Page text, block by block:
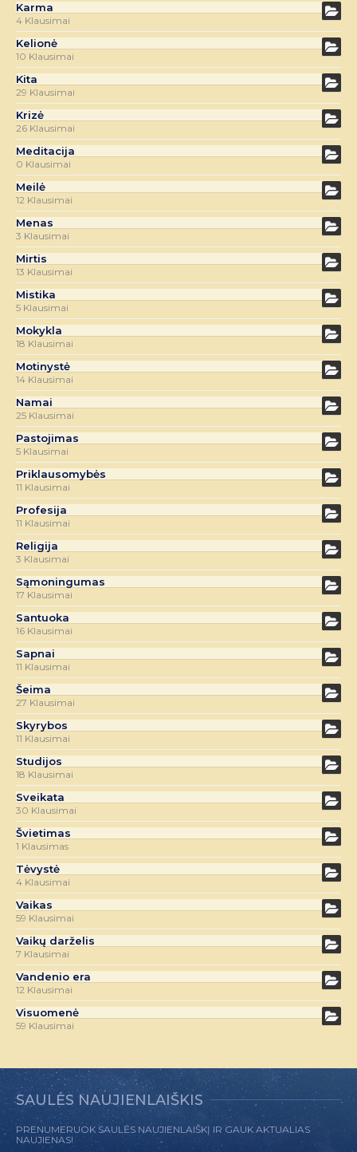
Karma
4 Klausimai
Kelionė
10 Klausimai
Kita
29 Klausimai
Krizė
26 Klausimai
Meditacija
0 Klausimai
Meilė
12 Klausimai
Menas
3 Klausimai
Mirtis
13 Klausimai
Mistika
5 Klausimai
Mokykla
18 Klausimai
Motinystė
14 Klausimai
Namai
25 Klausimai
Pastojimas
5 Klausimai
Priklausomybės
11 Klausimai
Profesija
11 Klausimai
Religija
3 Klausimai
Sąmoningumas
17 Klausimai
Santuoka
16 Klausimai
Sapnai
11 Klausimai
Šeima
27 Klausimai
Skyrybos
11 Klausimai
Studijos
18 Klausimai
Sveikata
30 Klausimai
Švietimas
1 Klausimas
Tėvystė
4 Klausimai
Vaikas
59 Klausimai
Vaikų darželis
7 Klausimai
Vandenio era
12 Klausimai
Visuomenė
59 Klausimai
SAULĖS NAUJIENLAIŠKIS
PRENUMERUOK SAULĖS NAUJIENLAIŠKĮ IR GAUK AKTUALIAS
NAUJIENAS!